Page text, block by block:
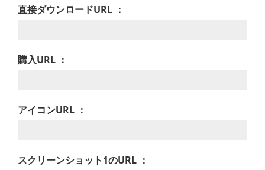
直接ダウンロードURL ：
購入URL ：
アイコンURL ：
スクリーンショット1のURL ：